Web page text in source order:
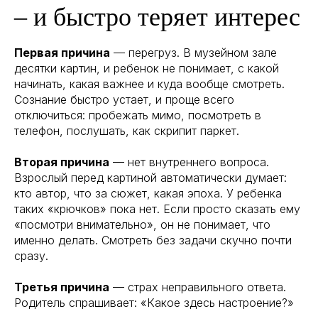
– и быстро теряет интерес
Первая причина — перегруз. В музейном зале
десятки картин, и ребенок не понимает, с какой
начинать, какая важнее и куда вообще смотреть.
Сознание быстро устает, и проще всего
отключиться: пробежать мимо, посмотреть в
телефон, послушать, как скрипит паркет.
Вторая причина — нет внутреннего вопроса.
Взрослый перед картиной автоматически думает:
кто автор, что за сюжет, какая эпоха. У ребенка
таких «крючков» пока нет. Если просто сказать ему
«посмотри внимательно», он не понимает, что
именно делать. Смотреть без задачи скучно почти
сразу.
Третья причина — страх неправильного ответа.
Родитель спрашивает: «Какое здесь настроение?»